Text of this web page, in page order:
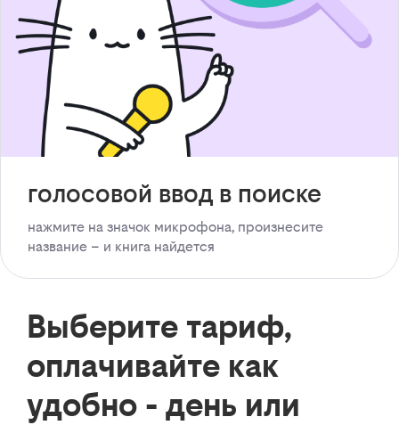
голосовой ввод в поиске
нажмите на значок микрофона, произнесите
название – и книга найдется
Выберите тариф,
оплачивайте как
удобно - день или